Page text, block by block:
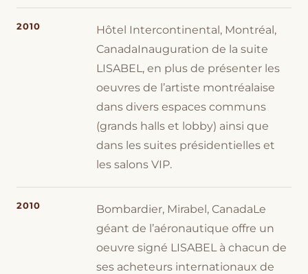
2010
Hôtel Intercontinental, Montréal,
CanadaInauguration de la suite
LISABEL, en plus de présenter les
oeuvres de l’artiste montréalaise
dans divers espaces communs
(grands halls et lobby) ainsi que
dans les suites présidentielles et
les salons VIP.
2010
Bombardier, Mirabel, CanadaLe
géant de l’aéronautique offre un
oeuvre signé LISABEL à chacun de
ses acheteurs internationaux de